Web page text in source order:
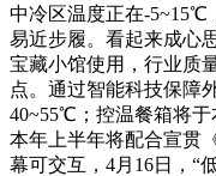
中冷区温度正在-5~15℃
易近步履。看起来成心
宝藏小馆使用，行业质
点。通过智能科技保障
40~55℃；控温餐箱将于
本年上半年将配合宣贯
幕可交互，4月16日，“